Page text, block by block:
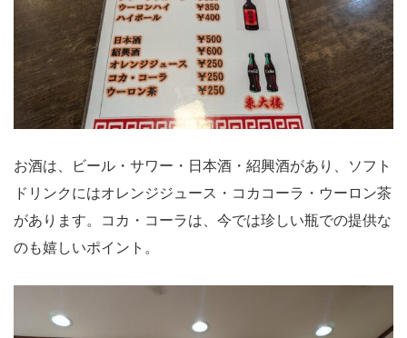
お酒は、ビール・サワー・日本酒・紹興酒があり、ソフト
ドリンクにはオレンジジュース・コカコーラ・ウーロン茶
があります。コカ・コーラは、今では珍しい瓶での提供な
のも嬉しいポイント。